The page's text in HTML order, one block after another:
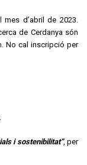
d’abril de 2023.
de Cerdanya són
No cal inscripció per
i sostenibilitat”, per